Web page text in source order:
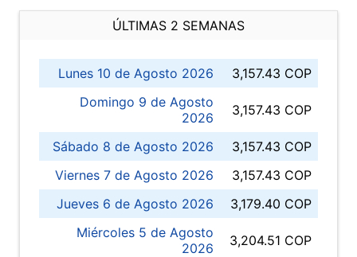
ÚLTIMAS 2 SEMANAS
Lunes 10 de Agosto 2026
3,157.43 COP
Domingo 9 de Agosto
2026
3,157.43 COP
Sábado 8 de Agosto 2026
3,157.43 COP
Viernes 7 de Agosto 2026
3,157.43 COP
Jueves 6 de Agosto 2026
3,179.40 COP
Miércoles 5 de Agosto
2026
3,204.51 COP